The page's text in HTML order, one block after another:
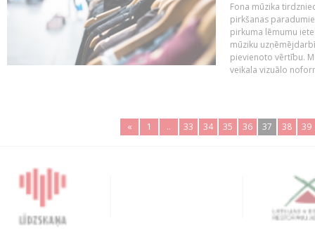
Fona mūzika
pirkšanas
pirkuma lēmumu
mūziku
pievienoto vērtību.
veikala vizuālo
« 1 .. 33 34 35 36 37 38 39